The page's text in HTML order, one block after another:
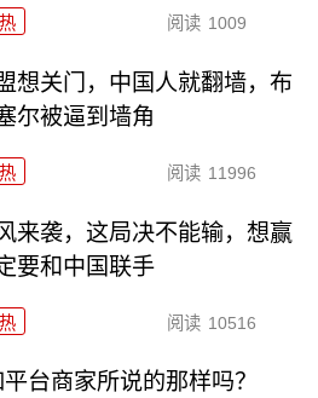
阅读 1009
想关门，中国人就翻墙，布
尔被逼到墙角
阅读 11996
来袭，这局决不能输，想赢
要和中国联手
阅读 10516
台商家所说的那样吗？